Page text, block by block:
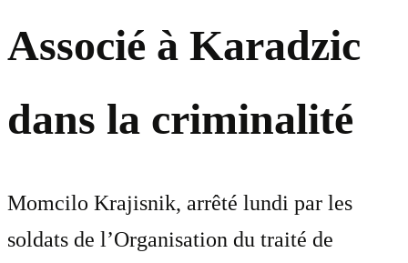
Associé à Karadzic
dans la criminalité
Momcilo Krajisnik, arrêté lundi par les
soldats de l’Organisation du traité de